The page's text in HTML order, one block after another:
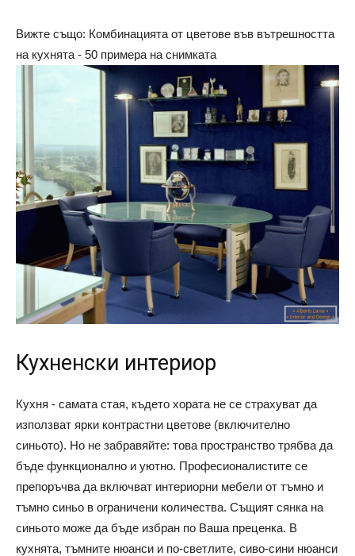
Вижте също: Комбинацията от цветове във вътрешността
на кухнята - 50 примера на снимката
Кухненски интериор
Кухня - самата стая, където хората не се страхуват да
използват ярки контрастни цветове (включително
синьото). Но не забравяйте: това пространство трябва да
бъде функционално и уютно. Професионалистите се
препоръчва да включват интериорни мебели от тъмно и
тъмно синьо в ограничени количества. Същият сянка на
синьото може да бъде избран по Ваша преценка. В
кухнята, тъмните нюанси и по-светлите, сиво-сини нюанси